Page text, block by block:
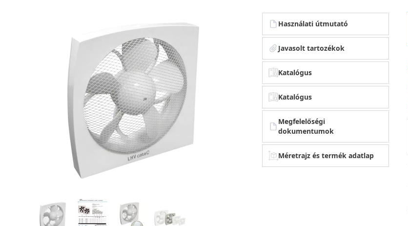
Használati útmutató
Javasolt tartozékok
Katalógus
Katalógus
Megfelelőségi
dokumentumok
Méretrajz és termék adatlap